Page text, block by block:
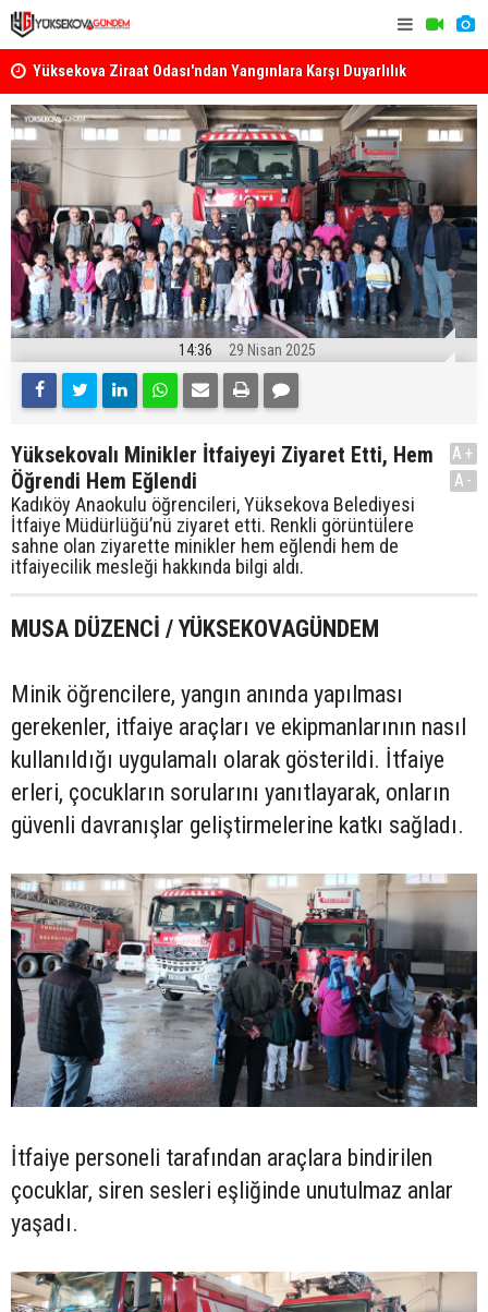
Yüksekova Ziraat Odası'ndan Yangınlara Karşı Duyarlılık
Çağrısı
14:36 29 Nisan 2025
Yüksekovalı Minikler İtfaiyeyi Ziyaret Etti, Hem
Öğrendi Hem Eğlendi
Kadıköy Anaokulu öğrencileri, Yüksekova Belediyesi
İtfaiye Müdürlüğü’nü ziyaret etti. Renkli görüntülere
sahne olan ziyarette minikler hem eğlendi hem de
itfaiyecilik mesleği hakkında bilgi aldı.
A+
A-
MUSA DÜZENCİ / YÜKSEKOVAGÜNDEM
Minik öğrencilere, yangın anında yapılması
gerekenler, itfaiye araçları ve ekipmanlarının nasıl
kullanıldığı uygulamalı olarak gösterildi. İtfaiye
erleri, çocukların sorularını yanıtlayarak, onların
güvenli davranışlar geliştirmelerine katkı sağladı.
İtfaiye personeli tarafından araçlara bindirilen
çocuklar, siren sesleri eşliğinde unutulmaz anlar
yaşadı.